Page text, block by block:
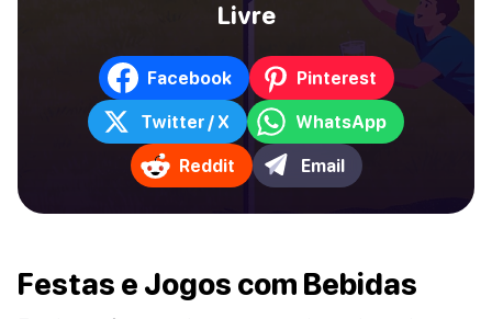
Livre
Facebook Pinterest
Twitter / X WhatsApp
Reddit Email
Festas e Jogos com Bebidas